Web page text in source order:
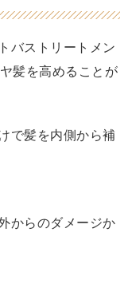
バストリートメン
髪を高めることが
で髪を内側から補
からのダメージか